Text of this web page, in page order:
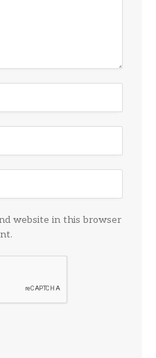
website in this browser